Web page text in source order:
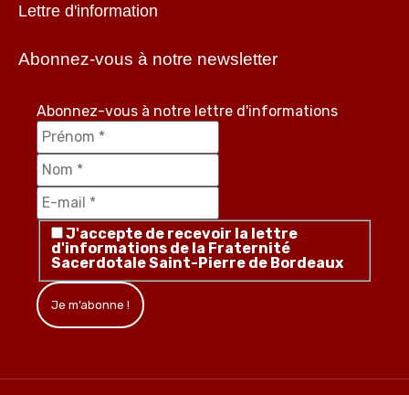
Lettre d'information
Abonnez-vous à notre newsletter
Abonnez-vous à notre lettre d'informations
J'accepte de recevoir la lettre
d'informations de la Fraternité
Sacerdotale Saint-Pierre de Bordeaux